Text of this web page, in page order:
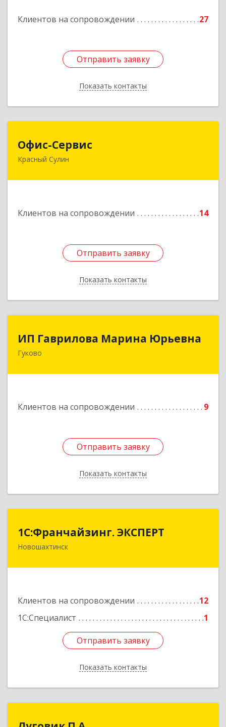
Клиентов на сопровождении 27
Отправить заявку
Показать контакты
Подробнее
Отправить заявку
Назад
Офис-Сервис
Красный Сулин
Клиентов на сопровождении 14
Отправить заявку
Показать контакты
346350, Ростовская обл, р-н Красносулинский,
Отправить заявку
Назад
ИП Гаврилова Марина Юрьевна
Гуково
Клиентов на сопровождении 9
Отправить заявку
Показать контакты
Отправить заявку
Назад
1С:Франчайзинг. ЭКСПЕРТ
Новошахтинск
Клиентов на сопровождении
12
1С:Специалист
1
Отправить заявку
Показать контакты
1С:Франчайзинг. ЭКСПЕРТ
346901, Ростовская обл, Новошахтинск г,
Отправить заявку
Назад